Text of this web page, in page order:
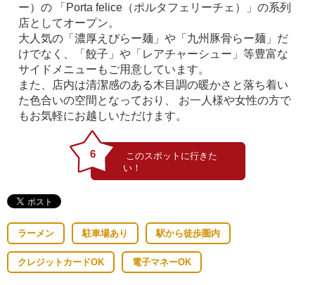
ー）の 「Porta felice（ポルタフェリーチェ）」の系列
店としてオープン。
大人気の「濃厚えびらー麺」や「九州豚骨らー麺」だ
けでなく、「餃子」や「レアチャーシュー」等豊富な
サイドメニューもご用意しています。
また、店内は清潔感のある木目調の暖かさと落ち着い
た色合いの空間となっており、 お一人様や女性の方で
もお気軽にお越しいただけます。
6
ラーメン 駐車場あり 駅から徒歩圏内
クレジットカードOK 電子マネーOK